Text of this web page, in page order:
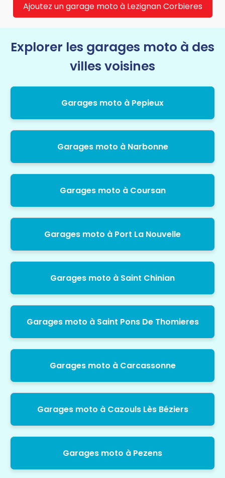
Ajoutez un garage moto à Lezignan Corbieres
Explorer les garages moto à des
villes voisines
Garages moto à Pepieux
Garages moto à Narbonne
Garages moto à Coursan
Garages moto à Port La Nouvelle
Garages moto à Saint Chinian
Garages moto à Saint Pons De Thomieres
Garages moto à Carcassonne
Garages moto à Cazouls Lès Béziers
Garages moto à Pezens